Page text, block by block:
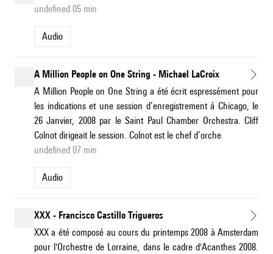
undefined 05 min
Audio
A Million People on One String - Michael LaCroix
A Million People on One String a été écrit espressément pour
les indications et une session d’enregistrement á Chicago, le
26 Janvier, 2008 par le Saint Paul Chamber Orchestra. Cliff
Colnot dirigeait le session. Colnot est le chef d’orche
undefined 07 min
Audio
XXX - Francisco Castillo Trigueros
XXX a été composé au cours du printemps 2008 à Amsterdam
pour l'Orchestre de Lorraine, dans le cadre d'Acanthes 2008.